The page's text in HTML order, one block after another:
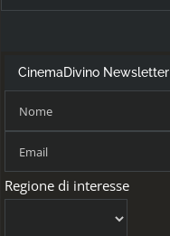
per:
CinemaDivino Newsletter
Regione di interesse